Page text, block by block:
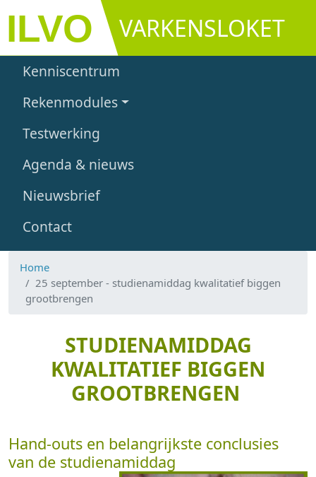
Overslaan en naar de inhoud gaan
VARKENSLOKET
Main navigation
Kenniscentrum
Rekenmodules
Testwerking
Agenda & nieuws
Nieuwsbrief
Contact
Home
25 september - studienamiddag kwalitatief biggen
grootbrengen
STUDIENAMIDDAG
KWALITATIEF BIGGEN
GROOTBRENGEN
Hand-outs en belangrijkste conclusies
van de studienamiddag